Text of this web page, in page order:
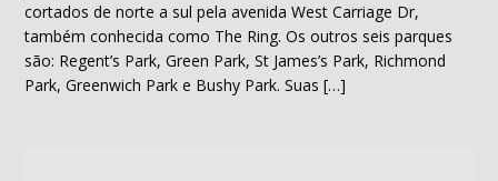
cortados de norte a sul pela avenida West Carriage Dr,
também conhecida como The Ring. Os outros seis parques
são: Regent’s Park, Green Park, St James’s Park, Richmond
Park, Greenwich Park e Bushy Park. Suas […]